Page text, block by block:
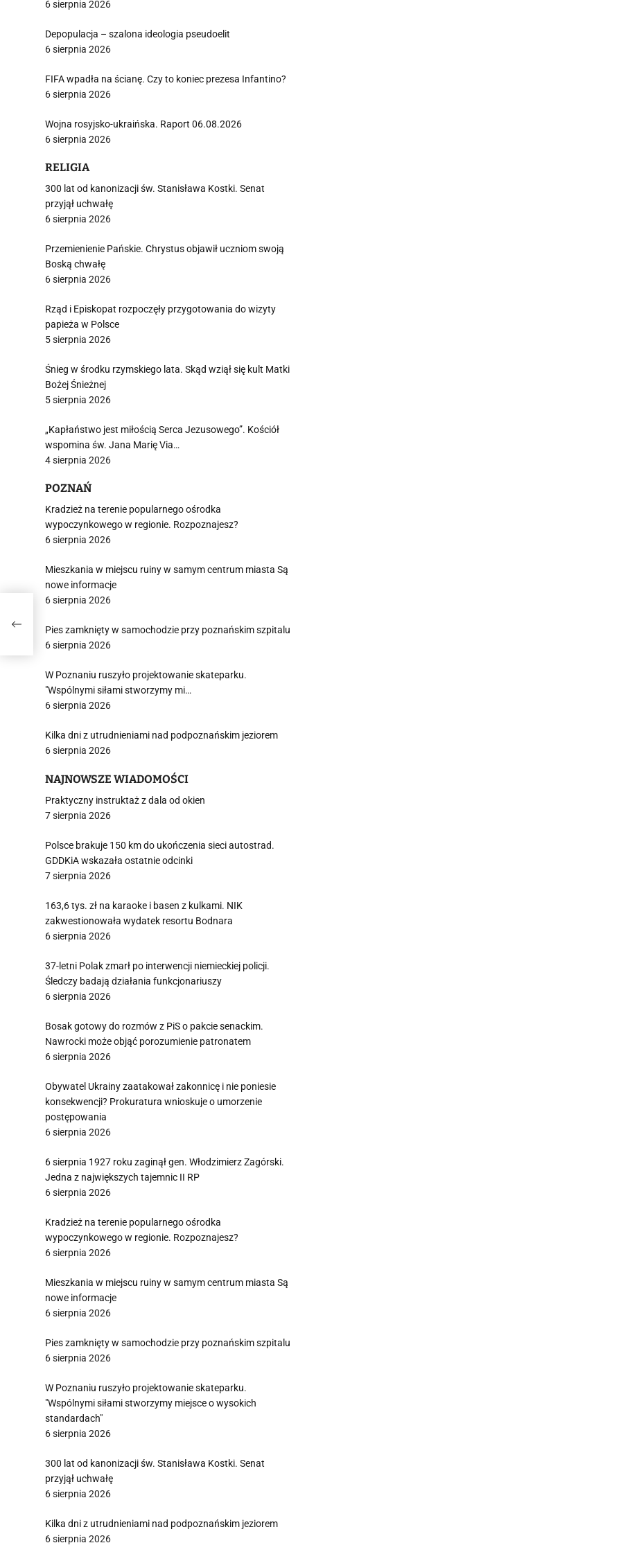
6 sierpnia 2026
Depopulacja – szalona ideologia pseudoelit
6 sierpnia 2026
FIFA wpadła na ścianę. Czy to koniec prezesa Infantino?
6 sierpnia 2026
Wojna rosyjsko-ukraińska. Raport 06.08.2026
6 sierpnia 2026
RELIGIA
300 lat od kanonizacji św. Stanisława Kostki. Senat
przyjął uchwałę
6 sierpnia 2026
Przemienienie Pańskie. Chrystus objawił uczniom swoją
Boską chwałę
6 sierpnia 2026
Rząd i Episkopat rozpoczęły przygotowania do wizyty
papieża w Polsce
5 sierpnia 2026
Śnieg w środku rzymskiego lata. Skąd wziął się kult Matki
Bożej Śnieżnej
5 sierpnia 2026
„Kapłaństwo jest miłością Serca Jezusowego”. Kościół
wspomina św. Jana Marię Via…
4 sierpnia 2026
POZNAŃ
Kradzież na terenie popularnego ośrodka
wypoczynkowego w regionie. Rozpoznajesz?
6 sierpnia 2026
Mieszkania w miejscu ruiny w samym centrum miasta Są
nowe informacje
6 sierpnia 2026
Pies zamknięty w samochodzie przy poznańskim szpitalu
6 sierpnia 2026
W Poznaniu ruszyło projektowanie skateparku.
"Wspólnymi siłami stworzymy mi…
6 sierpnia 2026
Kilka dni z utrudnieniami nad podpoznańskim jeziorem
6 sierpnia 2026
NAJNOWSZE WIADOMOŚCI
Praktyczny instruktaż z dala od okien
7 sierpnia 2026
Polsce brakuje 150 km do ukończenia sieci autostrad.
GDDKiA wskazała ostatnie odcinki
7 sierpnia 2026
163,6 tys. zł na karaoke i basen z kulkami. NIK
zakwestionowała wydatek resortu Bodnara
6 sierpnia 2026
37-letni Polak zmarł po interwencji niemieckiej policji.
Śledczy badają działania funkcjonariuszy
6 sierpnia 2026
Bosak gotowy do rozmów z PiS o pakcie senackim.
Nawrocki może objąć porozumienie patronatem
6 sierpnia 2026
Obywatel Ukrainy zaatakował zakonnicę i nie poniesie
konsekwencji? Prokuratura wnioskuje o umorzenie
postępowania
6 sierpnia 2026
6 sierpnia 1927 roku zaginął gen. Włodzimierz Zagórski.
Jedna z największych tajemnic II RP
6 sierpnia 2026
Kradzież na terenie popularnego ośrodka
wypoczynkowego w regionie. Rozpoznajesz?
6 sierpnia 2026
Mieszkania w miejscu ruiny w samym centrum miasta Są
nowe informacje
6 sierpnia 2026
Pies zamknięty w samochodzie przy poznańskim szpitalu
6 sierpnia 2026
W Poznaniu ruszyło projektowanie skateparku.
"Wspólnymi siłami stworzymy miejsce o wysokich
standardach"
6 sierpnia 2026
300 lat od kanonizacji św. Stanisława Kostki. Senat
przyjął uchwałę
6 sierpnia 2026
Kilka dni z utrudnieniami nad podpoznańskim jeziorem
6 sierpnia 2026